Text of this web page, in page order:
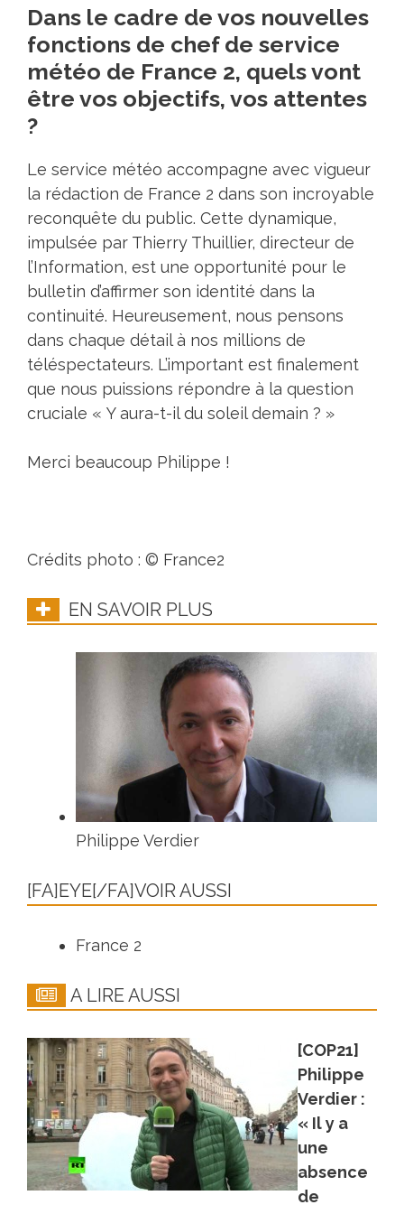
Dans le cadre de vos nouvelles
fonctions de chef de service
météo de France 2, quels vont
être vos objectifs, vos attentes
?
Le service météo accompagne avec vigueur
la rédaction de France 2 dans son incroyable
reconquête du public. Cette dynamique,
impulsée par Thierry Thuillier, directeur de
l’Information, est une opportunité pour le
bulletin d’affirmer son identité dans la
continuité. Heureusement, nous pensons
dans chaque détail à nos millions de
téléspectateurs. L’important est finalement
que nous puissions répondre à la question
cruciale « Y aura-t-il du soleil demain ? »
Merci beaucoup Philippe !
Crédits photo : © France2
EN SAVOIR PLUS
Philippe Verdier
[FA]EYE[/FA]VOIR AUSSI
France 2
A LIRE AUSSI
[COP21]
Philippe
Verdier :
« Il y a
une
absence
de